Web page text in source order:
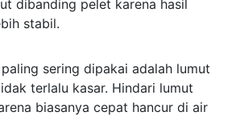
dibanding pelet karena hasil
stabil.
sering dipakai adalah lumut
terlalu kasar. Hindari lumut
biasanya cepat hancur di air